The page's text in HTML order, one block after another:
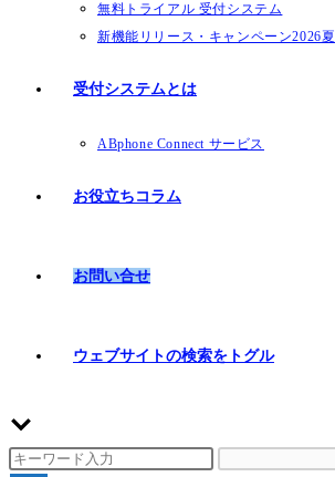
無料トライアル 受付システム
新機能リリース・キャンペーン2026夏
受付システムとは
ABphone Connect サービス
お役立ちコラム
お問い合せ
ウェブサイトの検索をトグル